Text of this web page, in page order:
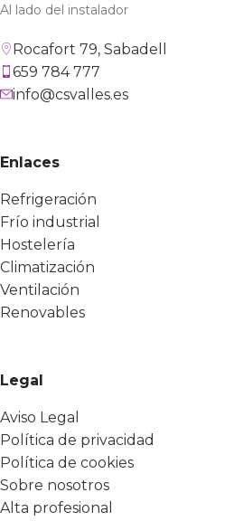
Al lado del instalador
Rocafort 79, Sabadell
659 784 777
info@csvalles.es
Enlaces
Refrigeración
Frío industrial
Hostelería
Climatización
Ventilación
Renovables
Legal
Aviso Legal
Política de privacidad
Política de cookies
Sobre nosotros
Alta profesional